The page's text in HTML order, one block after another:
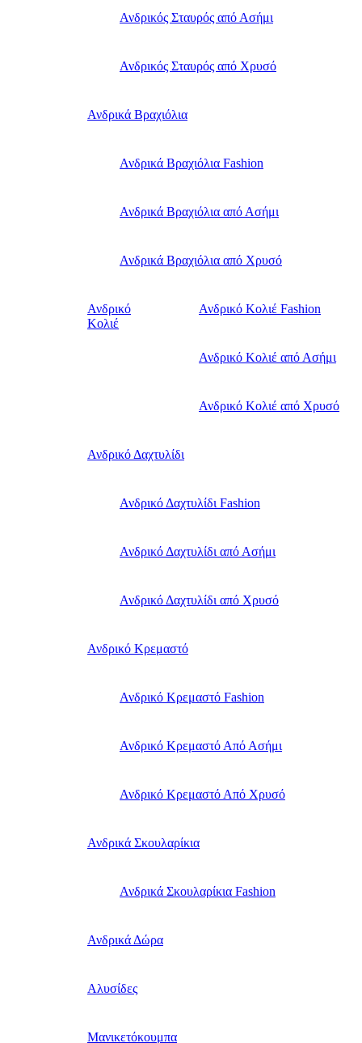
Ανδρικός Σταυρός από Ασήμι
Ανδρικός Σταυρός από Χρυσό
Ανδρικά Βραχιόλια
Ανδρικά Βραχιόλια Fashion
Ανδρικά Βραχιόλια από Ασήμι
Ανδρικά Βραχιόλια από Χρυσό
Ανδρικό
Κολιέ
Ανδρικό Κολιέ Fashion
Ανδρικό Κολιέ από Ασήμι
Ανδρικό Κολιέ από Χρυσό
Ανδρικό Δαχτυλίδι
Ανδρικό Δαχτυλίδι Fashion
Ανδρικό Δαχτυλίδι από Ασήμι
Ανδρικό Δαχτυλίδι από Χρυσό
Ανδρικό Κρεμαστό
Ανδρικό Κρεμαστό Fashion
Ανδρικό Κρεμαστό Από Ασήμι
Ανδρικό Κρεμαστό Από Χρυσό
Ανδρικά Σκουλαρίκια
Ανδρικά Σκουλαρίκια Fashion
Ανδρικά Δώρα
Αλυσίδες
Μανικετόκουμπα